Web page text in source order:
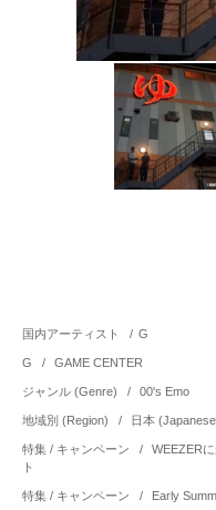
国内アーティスト / G
G / GAME CENTER
ジャンル (Genre) / 00's Emo
地域別 (Region) / 日本
特集 / キャンペーン / WEEZER
ト
特集 / キャンペーン / Early